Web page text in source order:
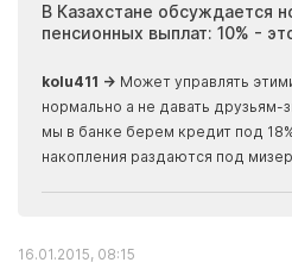
В Казахстане обсуждается
пенсионных выплат: 10% -
kolu411 → Может управлять
нормально а не давать друзьям-
мы в банке берем кредит под
накопления раздаются под
16.01.2015, 08:15